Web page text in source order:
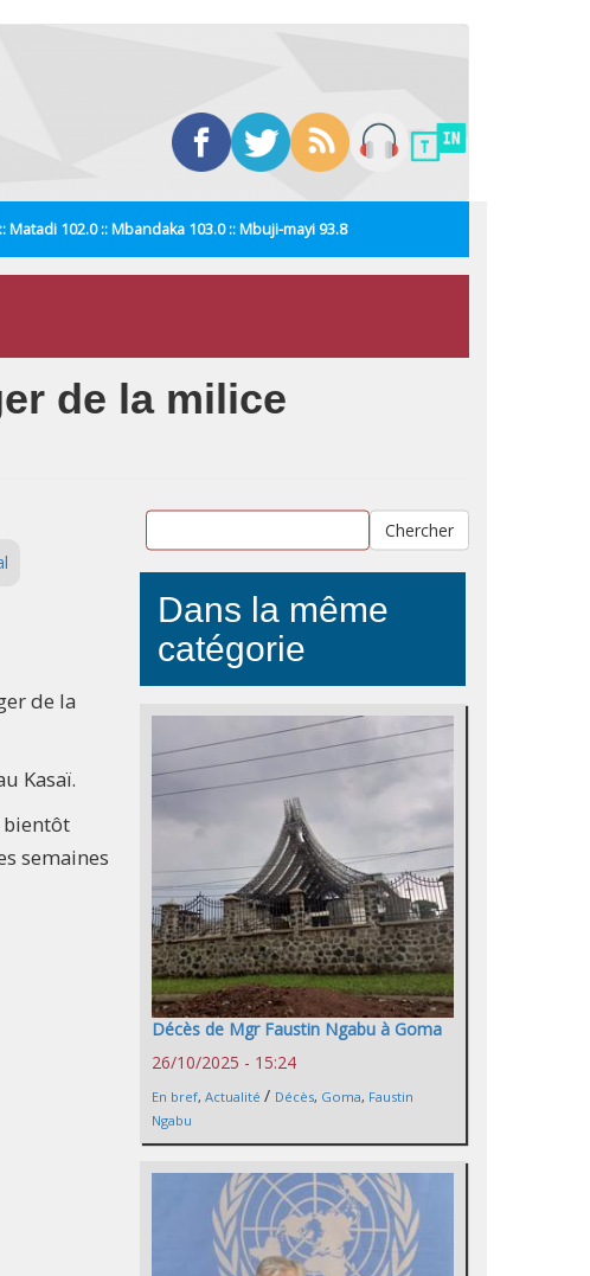
Matadi 102.0 :: Mbandaka 103.0 :: Mbuji-mayi 93.8
de la milice
de la
Kasaï.
bientôt
semaines
Chercher
Dans la même
catégorie
Décès de Mgr Faustin Ngabu à Goma
26/10/2025 - 15:24
En bref, Actualité / Décès, Goma, Faustin
Ngabu